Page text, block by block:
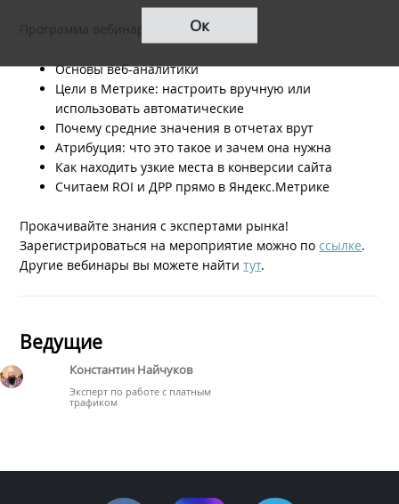
Программа вебинара:
Основы веб-аналитики
Цели в Метрике: настроить вручную или
использовать автоматические
Почему средние значения в отчетах врут
Атрибуция: что это такое и зачем она нужна
Как находить узкие места в конверсии сайта
Считаем ROI и ДРР прямо в Яндекс.Метрике
Прокачивайте знания с экспертами рынка!
Зарегистрироваться на мероприятие можно поссылке.
Другие вебинары вы можете найтитут.
Ведущие
Константин Найчуков
Эксперт по работе с платным
трафиком
Ок